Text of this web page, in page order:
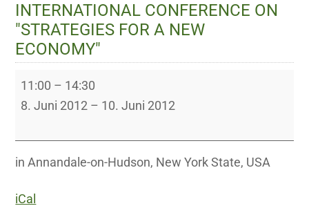
INTERNATIONAL CONFERENCE ON
"STRATEGIES FOR A NEW
ECONOMY"
International
Conference
"Strategies
for
New
11:00 – 14:30
8. Juni 2012 – 10. Juni 2012
in Annandale-on-Hudson, New York State, USA
iCal